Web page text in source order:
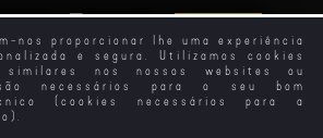
nos proporcionar lhe uma experiência
e segura. Utilizamos cookies
similares nos nossos websites ou
necessários para o seu bom
(cookies necessários para a
A Grande Evasão